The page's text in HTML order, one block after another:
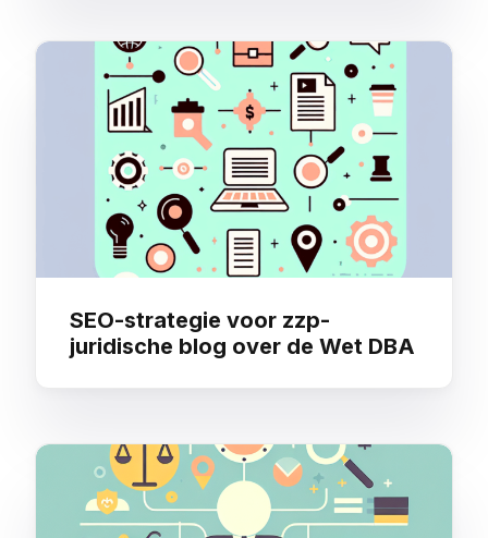
SEO-strategie voor zzp-
juridische blog over de Wet DBA